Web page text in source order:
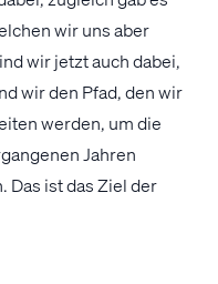
wir uns aber
wir jetzt auch dabei,
wir den Pfad, den wir
werden, um die
Jahren
Das ist das Ziel der